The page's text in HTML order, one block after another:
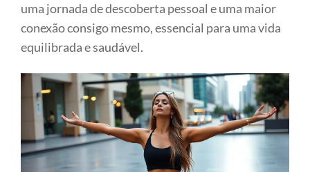
uma jornada de descoberta pessoal e uma maior
conexão consigo mesmo, essencial para uma vida
equilibrada e saudável.